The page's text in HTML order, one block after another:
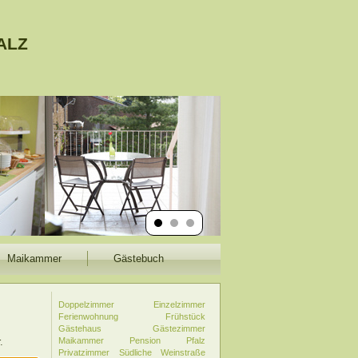
Maikammer Gästebuch
Doppelzimmer
Einzelzimmer
Ferienwohnung
Frühstück
Gästehaus
Gästezimmer
Maikammer
Pension
Pfalz
Privatzimmer
Südliche Weinstraße